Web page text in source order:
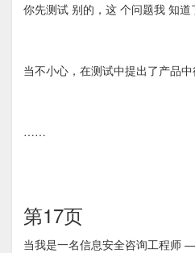
你先测试 别的，这 个问题我 知道
当不小心，在测试中提出了产品
……
第17页
当我是一名信息安全咨询工程师